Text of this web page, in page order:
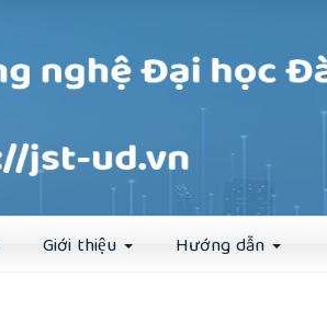
Giới thiệu Hướng dẫn
Đăng nhập